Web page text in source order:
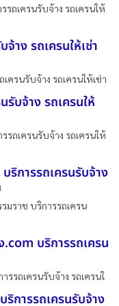
รถเครนรับจ้าง รถเครนให้
าง รถเครนให้เช่า
ครนรับจ้าง รถเครนให้เช่า
รับจ้าง รถเครนให้
รถเครนรับจ้าง รถเครนให้
ริการรถเครนรับจ้าง
มราช บริการรถเครน
.com บริการรถเครน
รรถเครนรับจ้าง รถเครนใ
การรถเครนรับจ้าง